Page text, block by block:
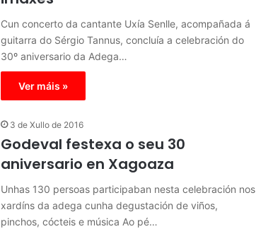
Cun concerto da cantante Uxía Senlle, acompañada á
guitarra do Sérgio Tannus, concluía a celebración do
30º aniversario da Adega…
Ver máis »
3 de Xullo de 2016
Godeval festexa o seu 30
aniversario en Xagoaza
Unhas 130 persoas participaban nesta celebración nos
xardíns da adega cunha degustación de viños,
pinchos, cócteis e música Ao pé…